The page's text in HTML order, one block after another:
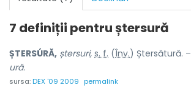
7 definiții pentruștersură
ȘTERSÚRĂ, ștersuri, s. f. (Înv.) Ștersătură. –
ură.
sursa:DEX '09 2009 permalink